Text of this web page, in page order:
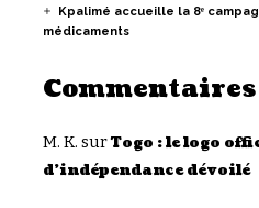
Kpalimé accueille la 8ᵉ
médicaments
M. K. surTogo : le logo
d’indépendance dévoilé